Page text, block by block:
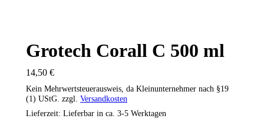
Grotech Corall C 500 ml
14,50 €
Kein Mehrwertsteuerausweis, da Kleinunternehmer nach §19
(1) UStG. zzgl. Versandkosten
Lieferzeit: Lieferbar in ca. 3-5 Werktagen